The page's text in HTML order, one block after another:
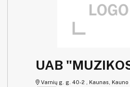
UAB
Varnių g. g. 40-2 , Kaunas, Kauno